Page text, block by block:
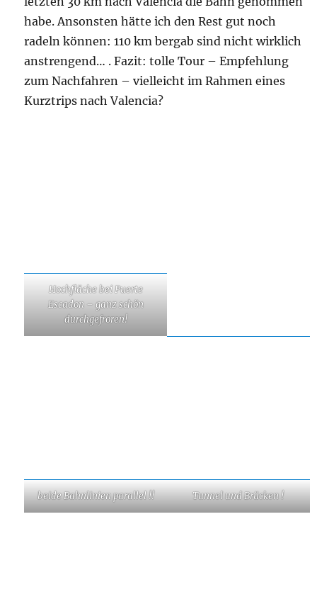
habe. Ansonsten hätte ich den Rest gut noch
radeln können: 110 km bergab sind nicht wirklich
anstrengend… . Fazit: tolle Tour – Empfehlung
zum Nachfahren – vielleicht im Rahmen eines
Kurztrips nach Valencia?
Hochfläche bei Puerte
Escadon – ganz schön
durchgefroren!
beide Bahnlinien parallel !! Tunnel und Brücken !